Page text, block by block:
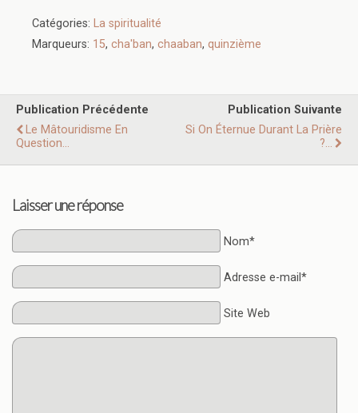
Catégories: La spiritualité
Marqueurs: 15, cha'ban, chaaban, quinzième
Publication Précédente
Le Mâtouridisme En
Question...
Publication Suivante
Si On Éternue Durant La Prière
?...
Laisser une réponse
Nom*
Adresse e-mail*
Site Web